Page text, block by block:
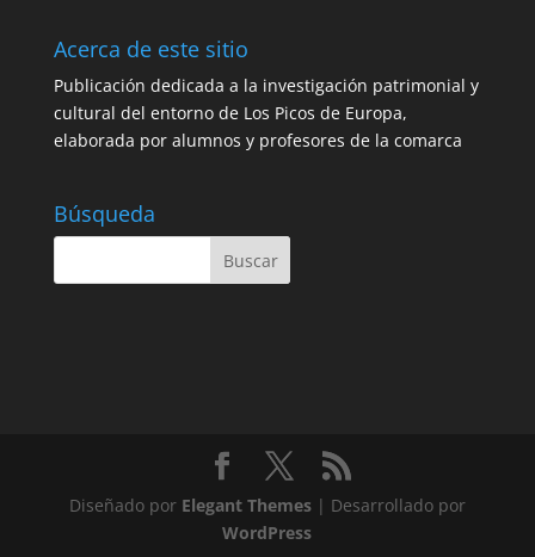
Acerca de este sitio
Publicación dedicada a la investigación patrimonial y
cultural del entorno de Los Picos de Europa,
elaborada por alumnos y profesores de la comarca
Búsqueda
Diseñado por Elegant Themes| Desarrollado por
WordPress